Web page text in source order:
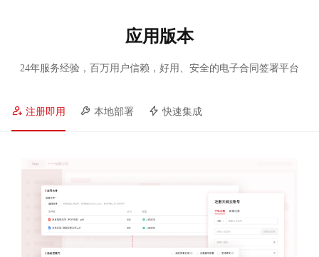
应用版本
24年服务经验，百万用户信赖，好用、安全的电子合同签署平台
注册即用 本地部署 快速集成